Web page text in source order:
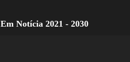
Em Notícia 2021 - 2030